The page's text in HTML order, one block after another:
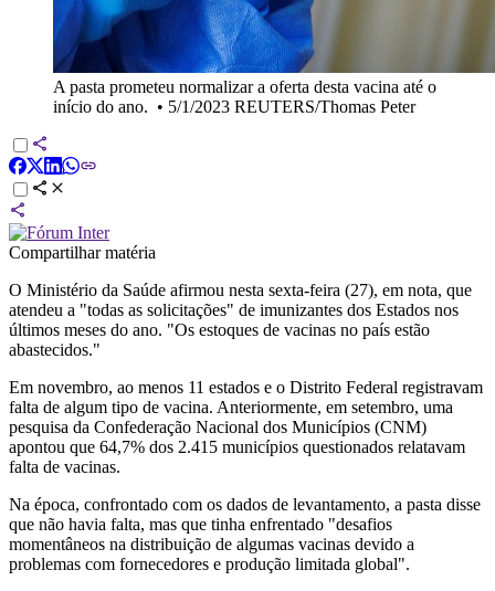
A pasta prometeu normalizar a oferta desta vacina até o
início do ano. • 5/1/2023 REUTERS/Thomas Peter
Compartilhar matéria
O Ministério da Saúde afirmou nesta sexta-feira (27), em nota, que
atendeu a "todas as solicitações" de imunizantes dos Estados nos
últimos meses do ano. "Os estoques de vacinas no país estão
abastecidos."
Em novembro, ao menos 11 estados e o Distrito Federal registravam
falta de algum tipo de vacina. Anteriormente, em setembro, uma
pesquisa da Confederação Nacional dos Municípios (CNM)
apontou que 64,7% dos 2.415 municípios questionados relatavam
falta de vacinas.
Na época, confrontado com os dados de levantamento, a pasta disse
que não havia falta, mas que tinha enfrentado "desafios
momentâneos na distribuição de algumas vacinas devido a
problemas com fornecedores e produção limitada global".